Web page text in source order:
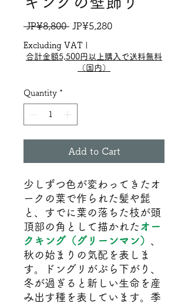
JP¥8,800 Regular
Price
JP¥5,280Sale
Excluding VAT
合計金額5,500円以上購入で送料無料
（国内）
Quantity *
Add to Cart
少しずつ色が変わってきたオ
ークの葉で作られた髪や髭
と、すでに葉の落ちた枝が頭
頂部の角として描かれた オー
クキング（グリーンマン）
秋の始まりの気配を表しま
す。ドングリがぶら下がり、
冬が過ぎると新しい生命を産
み出す種を表しています。季